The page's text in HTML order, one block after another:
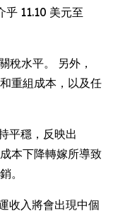
乎 11.10 美元至
稅水平。 另外，
重組成本，以及任
平穩，反映出
本下降轉嫁所導致
。
收入將會出現中個